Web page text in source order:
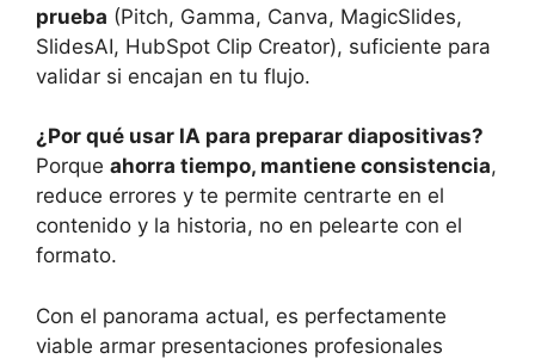
prueba (Pitch, Gamma, Canva, MagicSlides,
SlidesAI, HubSpot Clip Creator), suficiente para
validar si encajan en tu flujo.
¿Por qué usar IA para preparar diapositivas?
Porque ahorra tiempo, mantiene consistencia,
reduce errores y te permite centrarte en el
contenido y la historia, no en pelearte con el
formato.
Con el panorama actual, es perfectamente
viable armar presentaciones profesionales